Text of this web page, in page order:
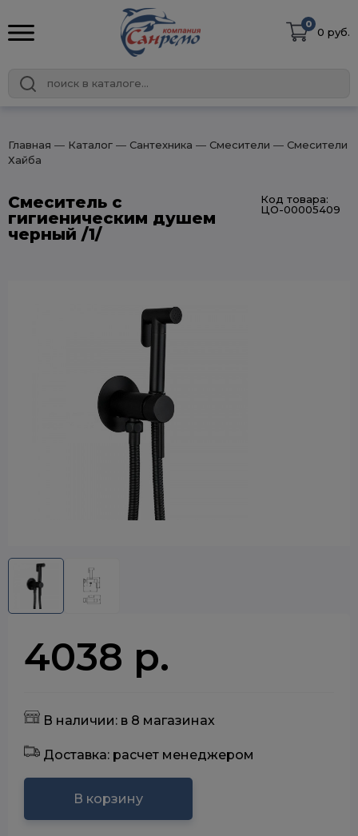
0
0 руб.
Главная ― Каталог ― Сантехника ― Смесители ― Смесители
Хайба
Смеситель с
гигиеническим душем
черный /1/
Код товара:
ЦО-00005409
4038 р.
В наличии: в 8 магазинах
Доставка: расчет менеджером
В корзину